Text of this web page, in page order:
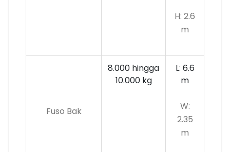
H: 2.6
m
Fuso Bak
8.000 hingga
10.000kg
L: 6.6
m
W:
2.35
m